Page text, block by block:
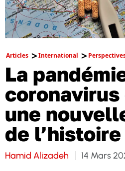
Articles International
La
coronavirus
une
de
Hamid Alizadeh 14 Mars